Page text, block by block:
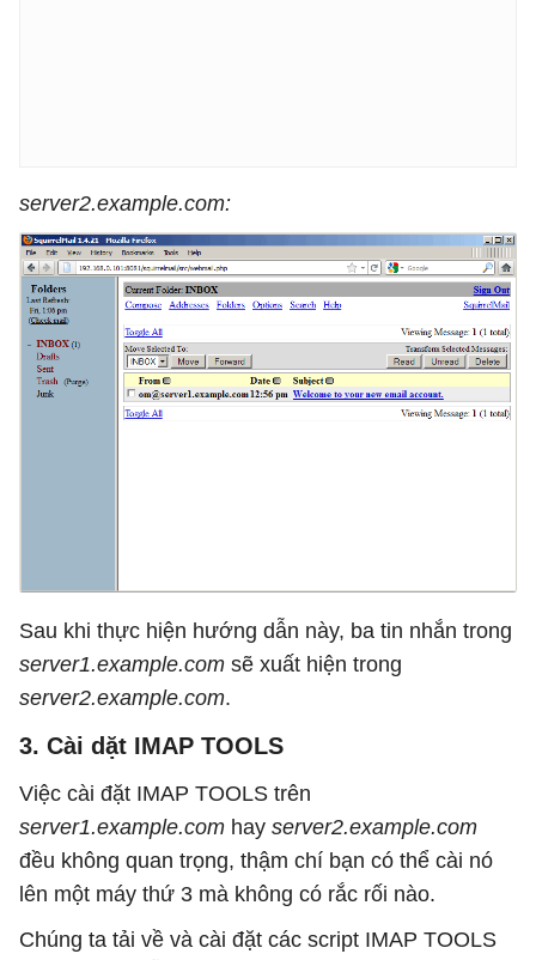
server2.example.com:
Sau khi thực hiện hướng dẫn này, ba tin nhắn trong
server1.example.com sẽ xuất hiện trong
server2.example.com.
3. Cài dặt IMAP TOOLS
Việc cài đặt IMAP TOOLS trên
server1.example.com hay server2.example.com
đều không quan trọng, thậm chí bạn có thể cài nó
lên một máy thứ 3 mà không có rắc rối nào.
Chúng ta tải về và cài đặt các script IMAP TOOLS